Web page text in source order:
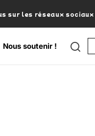
sur les réseaux sociaux
Nous soutenir ! Search